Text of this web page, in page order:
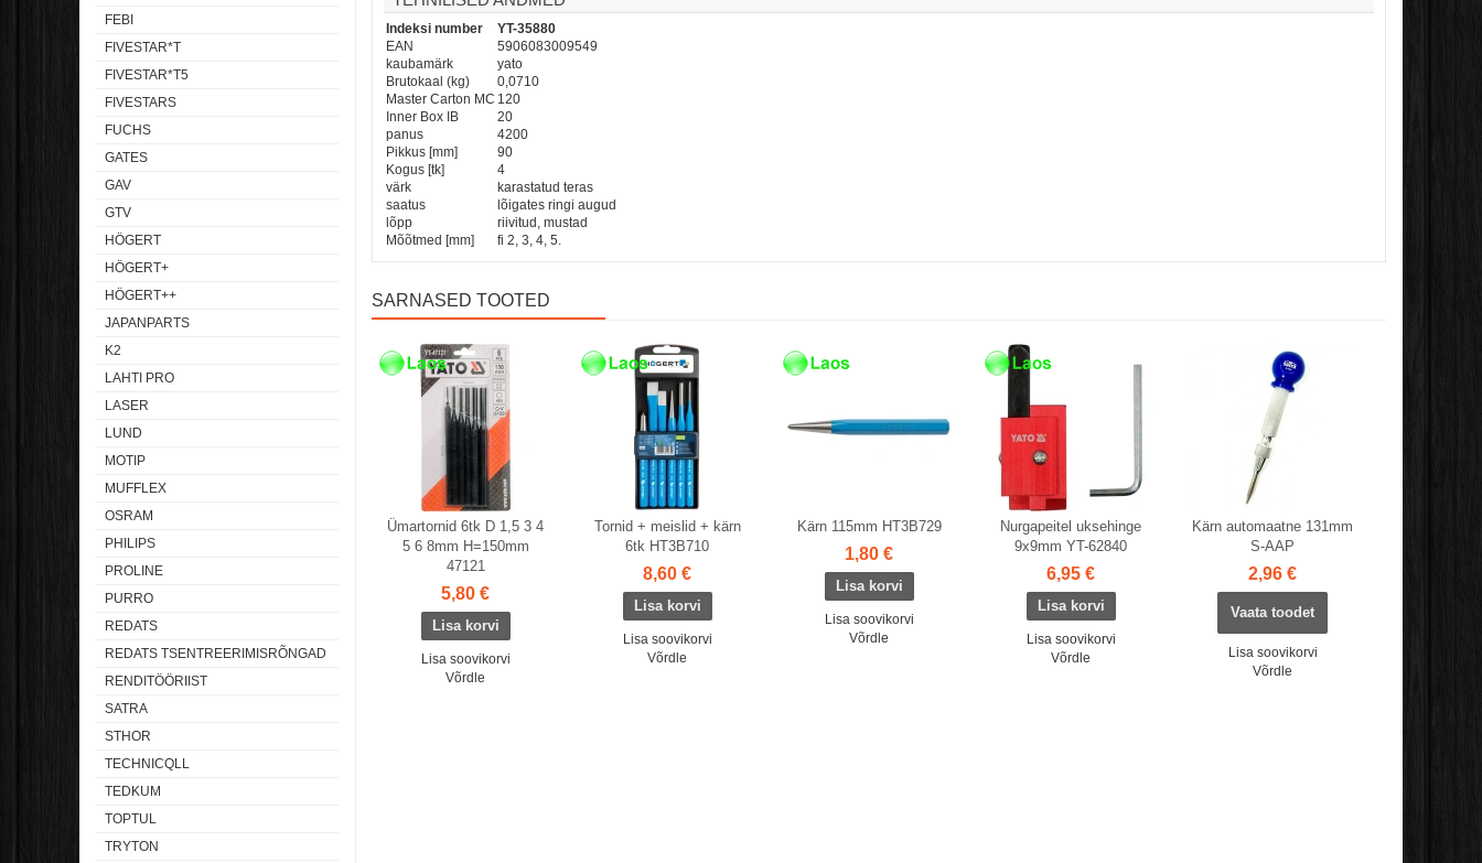
FEBI
FIVESTAR*T
FIVESTAR*T5
FIVESTARS
FUCHS
GATES
GAV
GTV
HÖGERT
HÖGERT+
HÖGERT++
JAPANPARTS
K2
LAHTI PRO
LASER
LUND
MOTIP
MUFFLEX
OSRAM
PHILIPS
PROLINE
PURRO
REDATS
REDATS TSENTREERIMISRÕNGAD
RENDITÖÖRIIST
SATRA
STHOR
TECHNICQLL
TEDKUM
TOPTUL
TRYTON
Indeksi number
YT-35880
EAN
5906083009549
kaubamärk
yato
Brutokaal (kg)
0,0710
Master Carton MC 120
Inner Box IB
20
panus
4200
Pikkus [mm]
90
Kogus [tk]
4
värk
karastatud teras
saatus
lõigates ringi augud
lõpp
riivitud, mustad
Mõõtmed [mm]
fi 2, 3, 4, 5.
SARNASED TOOTED
Ümartornid 6tk D 1,5 3 4
5 6 8mm H=150mm
47121
5,80 €
Lisa soovikorvi
Võrdle
Laos
Tornid + meislid + kärn
6tk HT3B710
8,60 €
Lisa soovikorvi
Võrdle
Kärn 115mm HT3B729
1,80 €
Lisa soovikorvi
Võrdle
Laos
Nurgapeitel uksehinge
9x9mm YT-62840
6,95 €
Lisa soovikorvi
Võrdle
Kärn automaatne 131mm
S-AAP
2,96 €
Vaata toodet
Lisa soovikorvi
Võrdle